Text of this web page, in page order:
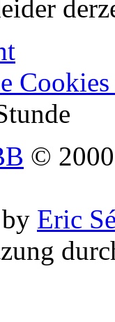
Cookies
©
Eric